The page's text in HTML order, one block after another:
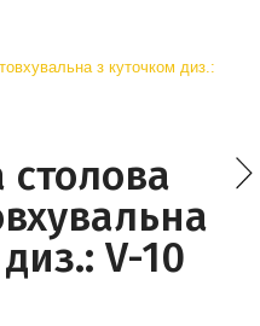
столова
V-10